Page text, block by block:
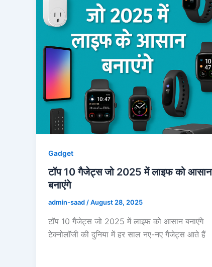
Gadget
टॉप 10 गैजेट्स जो 2025 में लाइफ को आसान
बनाएंगे
admin-saad/August 28, 2025
टॉप 10 गैजेट्स जो 2025 में लाइफ को आसान बनाएंगे
टेक्नोलॉजी की दुनिया में हर साल नए-नए गैजेट्स आते हैं